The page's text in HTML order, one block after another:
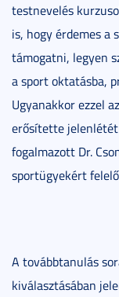
testnevelés
is, hogy érdemes a
támogatni, legyen
a sport oktatásba,
Ugyanakkor ezzel
erősítette jelenlétét
fogalmazott Dr.
sportügyekért
A továbbtanulás
kiválasztásában